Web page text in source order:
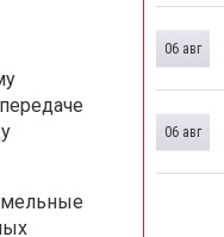
06 авг
06 авг